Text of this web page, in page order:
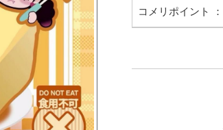
コメリポイント ：